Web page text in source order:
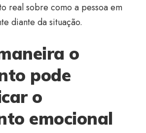
real sobre como a pessoa em
diante da situação.
o
pode
o
emocional